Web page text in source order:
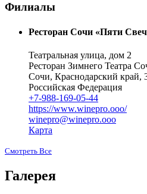
Филиалы
Ресторан Сочи «Пяти
Театральная улица, дом 2
Ресторан Зимнего Театра
Сочи, Краснодарский край,
Российская Федерация
+7-988-169-05-44
https://www.winepro.ooo/
winepro@winepro.ooo
Карта
Смотреть Все
Галерея